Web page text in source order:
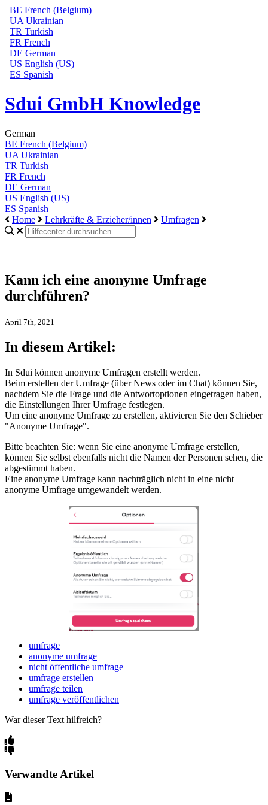
BE French (Belgium)
UA Ukrainian
TR Turkish
FR French
DE German
US English (US)
ES Spanish
Sdui GmbH Knowledge
German
BE French (Belgium)
UA Ukrainian
TR Turkish
FR French
DE German
US English (US)
ES Spanish
Home
Lehrkräfte & Erzieher/innen Umfragen
Kann ich eine anonyme Umfrage
durchführen?
April 7th, 2021
In diesem Artikel:
In Sdui können anonyme Umfragen erstellt werden.
Beim erstellen der Umfrage (über News oder im Chat) können Sie,
nachdem Sie die Frage und die Antwortoptionen eingetragen haben,
die Einstellungen Ihrer Umfrage festlegen.
Um eine anonyme Umfrage zu erstellen, aktivieren Sie den Schieber
"Anonyme Umfrage".
Bitte beachten Sie: wenn Sie eine anonyme Umfrage erstellen,
können Sie selbst ebenfalls nicht die Namen der Personen sehen, die
abgestimmt haben.
Eine anonyme Umfrage kann nachträglich nicht in eine nicht
anonyme Umfrage umgewandelt werden.
umfrage
anonyme umfrage
nicht öffentliche umfrage
umfrage erstellen
umfrage teilen
umfrage veröffentlichen
War dieser Text hilfreich?
Verwandte Artikel